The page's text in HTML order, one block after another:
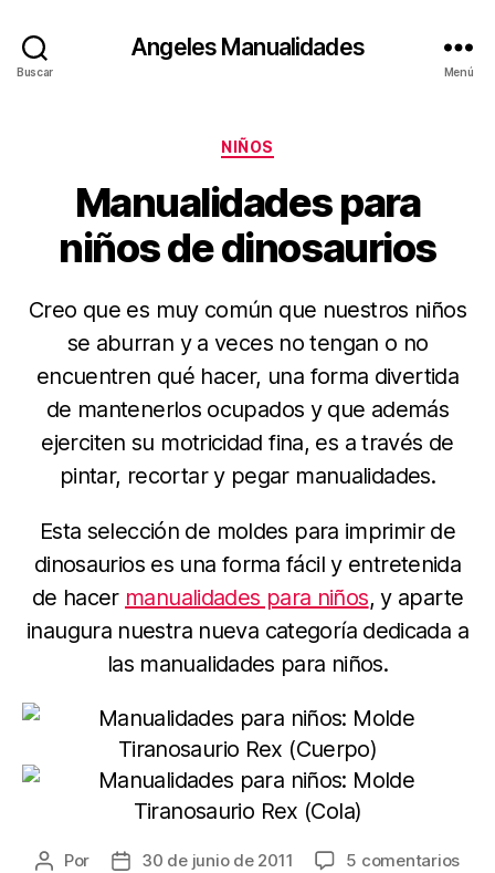
Buscar
Angeles Manualidades
Menú
Categorías
NIÑOS
Manualidades para
niños de dinosaurios
Creo que es muy común que nuestros niños
se aburran y a veces no tengan o no
encuentren qué hacer, una forma divertida
de mantenerlos ocupados y que además
ejerciten su motricidad fina, es a través de
pintar, recortar y pegar manualidades.
Esta selección de moldes para imprimir de
dinosaurios es una forma fácil y entretenida
de hacer manualidades para niños, y aparte
inaugura nuestra nueva categoría dedicada a
las manualidades para niños.
Autor
Por
Fecha30 de junio de 2011 5 comentariosen